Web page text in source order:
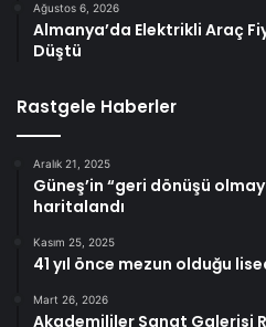
Ağustos 6, 2026
Almanya’da Elektrikli Araç
Düştü
Rastgele Haberler
Aralık 21, 2025
Güneş’in “geri dönüşü
haritalandı
Kasım 25, 2025
41 yıl önce mezun olduğu
Mart 26, 2026
Akademililer Sanat Galerisi